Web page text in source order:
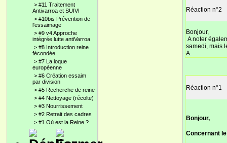
> #11 Traitement
Antivarroa et SUIVI
> #10bis Prévention de
l'essaimage
> #9 v4 Approche
intégrée lutte antiVarroa
> #8 Introduction reine
fécondée
> #7 La loque
européenne
> #6 Création essaim
par division
> #5 Recherche de reine
> #4 Nettoyage (récolte)
> #3 Nourrissement
> #2 Retrait des cadres
> #1 Où est la Reine ?
Réaction n°2
Bonjour,
A noter
samedi, mais
A.
Réaction n°1
Bonjour,
Concernant